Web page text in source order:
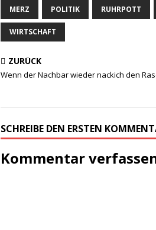
MERZ POLITIK RUHRPOTT
WIRTSCHAFT
ZURÜCK
Wenn der Nachbar wieder nackich den
SCHREIBE DEN ERSTEN
Kommentar